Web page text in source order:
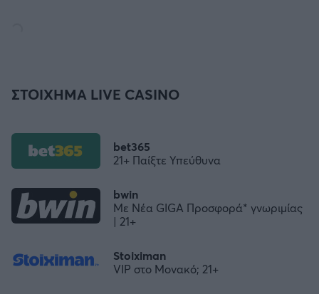
ΣΤΟΙΧΗΜΑ LIVE CASINO
bwin
Με Νέα GIGA Προσφορά* γνωριμίας
| 21+
Stoiximan
VIP στο Μονακό; 21+
bet365
21+ Παίξτε Υπεύθυνα